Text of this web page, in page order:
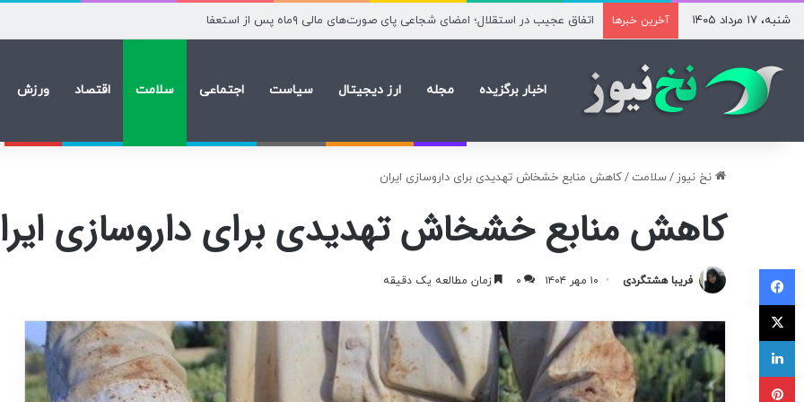
شنبه، ۱۷ مرداد ۱۴۰۵ آخرین خبرها اقتصاد آمریکا در ژوئیه ۲۳ هزار شغل از دست داد
اخبار برگزیده مجله ارز دیجیتال سیاست اجتماعی سلامت اقتصاد ورزش
نخ نیوز /سلامت /کاهش منابع خشخاش تهدیدی برای داروسازی ایران
کاهش منابع خشخاش تهدیدی برای داروسازی
فریبا هشتگردی ۱۰ مهر ۱۴۰۴ ۰ زمان مطالعه یک دقیقه
فیسبوک
لینکداین
پینتریست